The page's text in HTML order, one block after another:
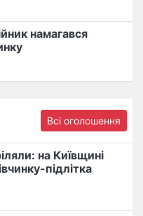
намагався
Всі оголошення
на Київщині
підлітка